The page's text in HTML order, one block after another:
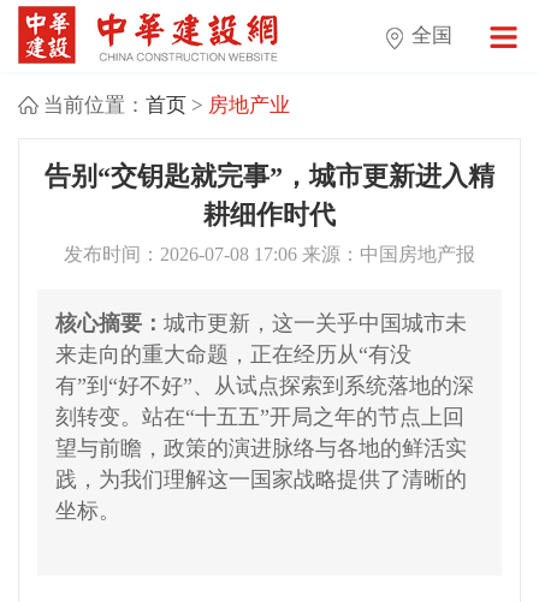
全国
当前位置： 首页> 房地产业
告别“交钥匙就完事”，城市更新进入精
耕细作时代
发布时间：2026-07-08 17:06 来源：中国房地产报
核心摘要： 城市更新，这一关乎中国城市未
来走向的重大命题，正在经历从“有没
有”到“好不好”、从试点探索到系统落地的深
刻转变。站在“十五五”开局之年的节点上回
望与前瞻，政策的演进脉络与各地的鲜活实
践，为我们理解这一国家战略提供了清晰的
坐标。